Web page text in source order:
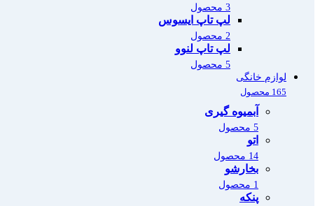
3 محصول
لپ تاپ ایسوس
2 محصول
لپ تاپ لنوو
5 محصول
لوازم خانگی
165 محصول
آبمیوه گیری
5 محصول
اتو
14 محصول
بخارشو
1 محصول
پنکه